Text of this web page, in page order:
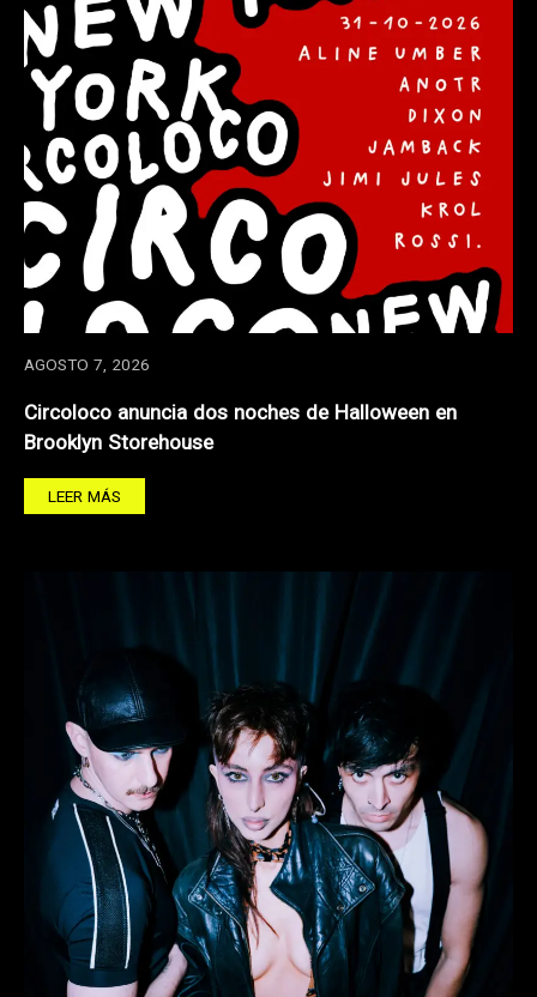
AGOSTO 7, 2026
Circoloco anuncia dos noches de Halloween en
Brooklyn Storehouse
LEER MÁS